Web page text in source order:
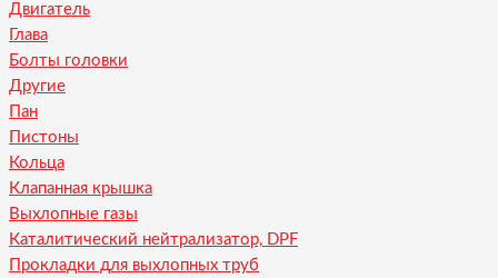
Двигатель
Глава
Болты головки
Другие
Пан
Пистоны
Кольца
Клапанная крышка
Выхлопные газы
Каталитический нейтрализатор, DPF
Прокладки для выхлопных труб